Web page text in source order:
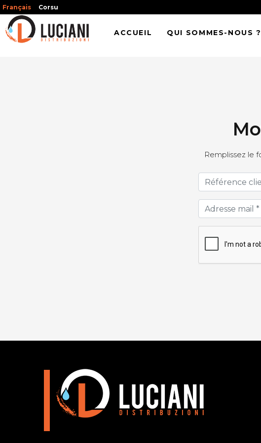
Français Corsu
ACCUEIL QUI SOMMES-NOUS ?
Remplissez le